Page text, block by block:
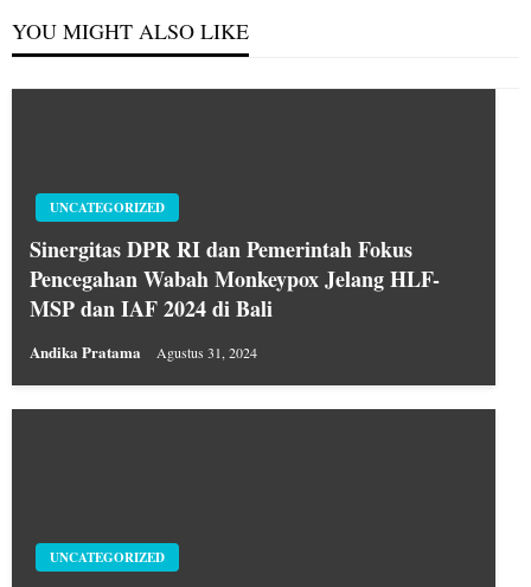
YOU MIGHT ALSO LIKE
UNCATEGORIZED
Sinergitas DPR RI dan Pemerintah Fokus
Pencegahan Wabah Monkeypox Jelang HLF-
MSP dan IAF 2024 di Bali
Andika Pratama Agustus 31, 2024
UNCATEGORIZED